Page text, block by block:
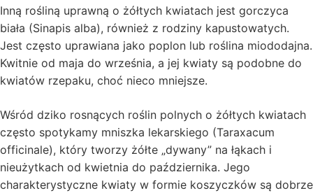
Inną rośliną uprawną o żółtych kwiatach jest gorczyca
biała (Sinapis alba), również z rodziny kapustowatych.
Jest często uprawiana jako poplon lub roślina miododajna.
Kwitnie od maja do września, a jej kwiaty są podobne do
kwiatów rzepaku, choć nieco mniejsze.
Wśród dziko rosnących roślin polnych o żółtych kwiatach
często spotykamy mniszka lekarskiego (Taraxacum
officinale), który tworzy żółte „dywany” na łąkach i
nieużytkach od kwietnia do października. Jego
charakterystyczne kwiaty w formie koszyczków są dobrze